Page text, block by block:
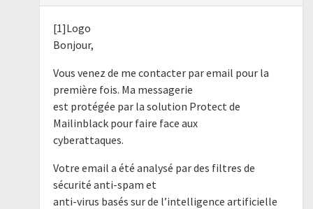
[1]Logo
Bonjour,
Vous venez de me contacter par email pour la
première fois. Ma messagerie
est protégée par la solution Protect de
Mailinblack pour faire face aux
cyberattaques.
Votre email a été analysé par des filtres de
sécurité anti-spam et
anti-virus basés sur de l’intelligence artificielle